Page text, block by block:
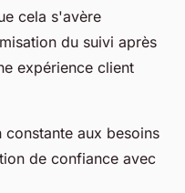
cela s'avère
du suivi après
expérience client
aux besoins
de confiance avec